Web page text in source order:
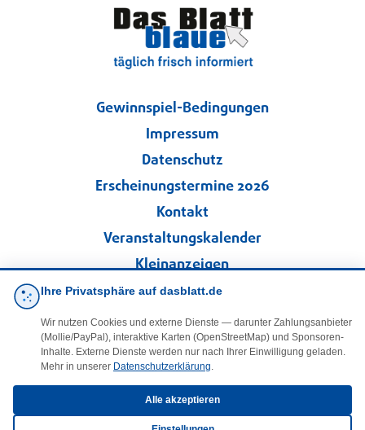
Gewinnspiel-Bedingungen
Impressum
Datenschutz
Erscheinungstermine 2026
Kontakt
Veranstaltungskalender
Kleinanzeigen
Folgen Sie uns!
facebook
Ihre Privatsphäre auf dasblatt.de
Wir nutzen Cookies und externe Dienste — darunter Zahlungsanbieter
(Mollie/PayPal), interaktive Karten (OpenStreetMap) und Sponsoren-
Inhalte. Externe Dienste werden nur nach Ihrer Einwilligung geladen.
Mehr in unserer Datenschutzerklärung.
Alle akzeptieren